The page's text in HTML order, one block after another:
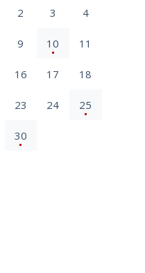
2 3 4
9 10 11
16 17 18
23 24 25
30